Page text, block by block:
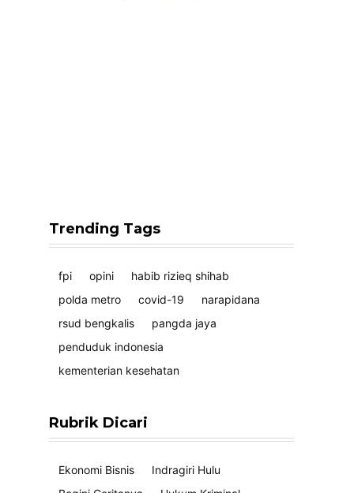
Trending Tags
fpi opini
habib rizieq shihab
polda metro
covid-19
narapidana
rsud bengkalis
pangda jaya
penduduk indonesia
kementerian kesehatan
Rubrik Dicari
Ekonomi Bisnis
Indragiri Hulu